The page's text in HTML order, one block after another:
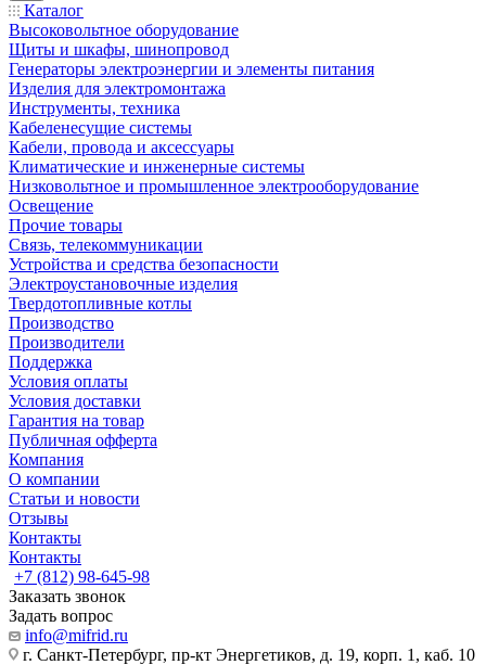
Каталог
Высоковольтное оборудование
Щиты и шкафы, шинопровод
Генераторы электроэнергии и элементы питания
Изделия для электромонтажа
Инструменты, техника
Кабеленесущие системы
Кабели, провода и аксессуары
Климатические и инженерные системы
Низковольтное и промышленное электрооборудование
Освещение
Прочие товары
Связь, телекоммуникации
Устройства и средства безопасности
Электроустановочные изделия
Твердотопливные котлы
Производство
Производители
Поддержка
Условия оплаты
Условия доставки
Гарантия на товар
Публичная офферта
Компания
О компании
Статьи и новости
Отзывы
Контакты
Контакты
+7 (812) 98-645-98
Заказать звонок
Задать вопрос
info@mifrid.ru
г. Санкт-Петербург, пр-кт Энергетиков, д. 19, корп. 1, каб. 10